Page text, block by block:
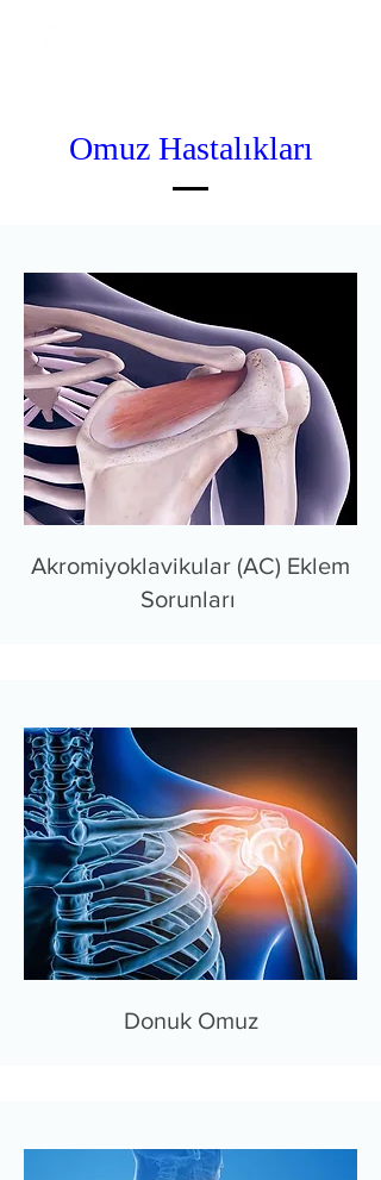
Omuz Hastalıkları
Akromiyoklavikular (AC) Eklem
Sorunları
Donuk Omuz